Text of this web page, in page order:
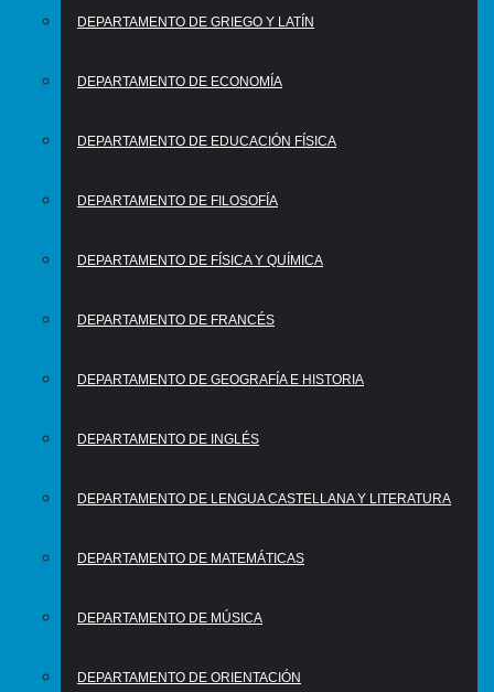
DEPARTAMENTO DE GRIEGO Y LATÍN
DEPARTAMENTO DE ECONOMÍA
DEPARTAMENTO DE EDUCACIÓN FÍSICA
DEPARTAMENTO DE FILOSOFÍA
DEPARTAMENTO DE FÍSICA Y QUÍMICA
DEPARTAMENTO DE FRANCÉS
DEPARTAMENTO DE GEOGRAFÍA E HISTORIA
DEPARTAMENTO DE INGLÉS
DEPARTAMENTO DE LENGUA CASTELLANA Y LITERATURA
DEPARTAMENTO DE MATEMÁTICAS
DEPARTAMENTO DE MÚSICA
DEPARTAMENTO DE ORIENTACIÓN